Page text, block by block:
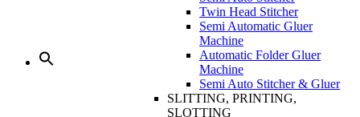
Twin Head Stitcher
Semi Automatic Gluer
Machine
Automatic Folder Gluer
Machine
Semi Auto Stitcher & Gluer
SLITTING, PRINTING,
SLOTTING